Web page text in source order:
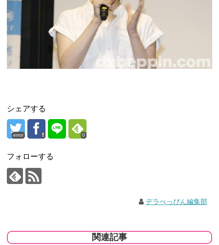
シェアする
error 0
フォローする
デラべっぴん編集部
関連記事